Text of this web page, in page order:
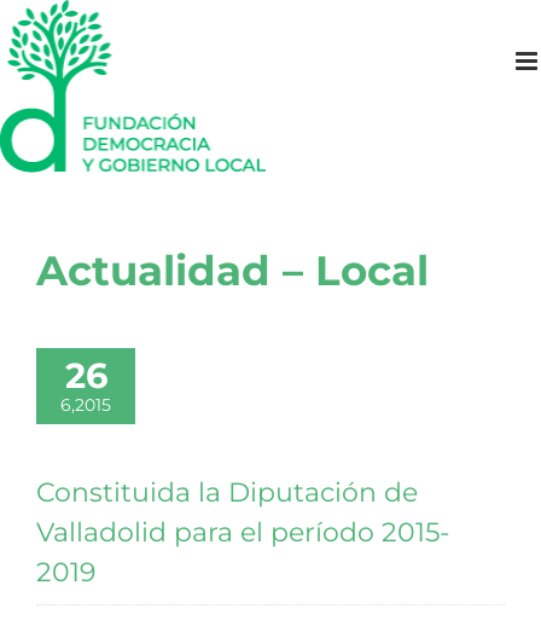
Saltar
al
contenido
Actualidad – Local
26
6,2015
Constituida la Diputación de
Valladolid para el período 2015-
2019